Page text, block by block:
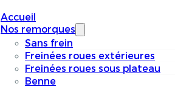
Accueil
Nos remorques
Sans frein
Freinées roues extérieures
Freinées roues sous plateau
Benne